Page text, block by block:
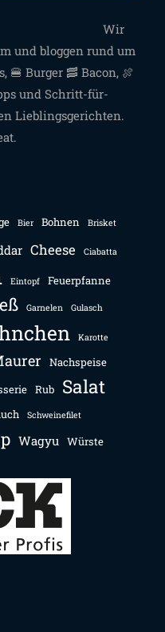
Wir
und bloggen rund um
🍔 Burger 🥓 Bacon, 🍖
und Schritt-für-
Lieblingsgerichten.
Bier Bohnen Brisket
Cheese Ciabatta
Eintopf Feuerpfanne
Garnelen Gulasch
Karotte
Nachspeise
Rub Salat
Schweinefilet
Wagyu Würste